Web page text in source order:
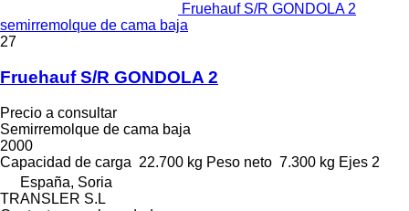
Fruehauf S/R GONDOLA 2
semirremolque de cama baja
27
Fruehauf S/R GONDOLA 2
Precio a consultar
Semirremolque de cama baja
2000
Capacidad de carga 22.700 kg Peso neto 7.300 kg Ejes 2
España, Soria
TRANSLER S.L